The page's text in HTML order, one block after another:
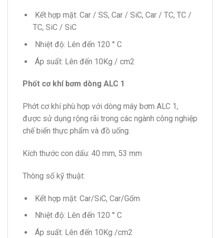
Kết hợp mặt: Car / SS, Car / SiC, Car / TC, TC /
TC, SiC / SiC
Nhiệt độ: Lên đến 120 ° C
Áp suất: Lên đến 10Kg / cm2
Phốt cơ khí bơm dòng ALC 1
Phớt cơ khí phù hợp với dòng máy bơm ALC 1,
được sử dụng rộng rãi trong các ngành công nghiệp
chế biến thực phẩm và đồ uống.
Kích thước con dấu: 40 mm, 53 mm
Thông số kỹ thuật:
Kết hợp mặt: Car/SiC, Car/Gốm
Nhiệt độ: Lên đến 120 ° C
Áp suất: Lên đến 10Kg /cm2